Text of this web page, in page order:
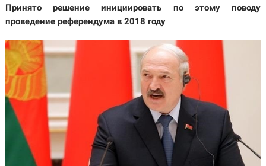
Принято решение инициировать по этому поводу
проведение референдума в 2018 году